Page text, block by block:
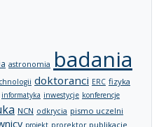
astronomia badania
doktoranci ERC fizyka
informatyka inwestycje konferencje
NCN odkrycia pismo uczelni
projekt prorektor publikacje